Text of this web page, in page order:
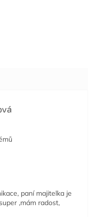
z 5 hvězdiček.
z 5 hvězdiček.
paní majitelka je
,mám radost,